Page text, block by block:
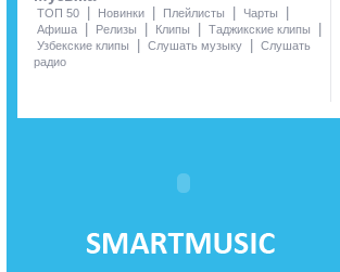
ТОП 50 Новинки Плейлисты Чарты
Афиша Релизы Клипы Таджикские клипы
Узбекские клипы Слушать музыку
Слушать
радио